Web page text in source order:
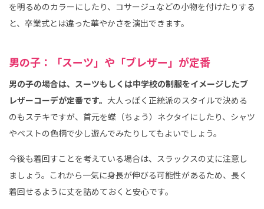
を明るめのカラーにしたり、コサージュなどの小物を付けたりする
と、卒業式とは違った華やかさを演出できます。
男の子：「スーツ」や「ブレザー」が定番
男の子の場合は、スーツもしくは中学校の制服をイメージしたブ
レザーコーデが定番です。 大人っぽく正統派のスタイルで決める
のもステキですが、首元を蝶（ちょう）ネクタイにしたり、シャツ
やベストの色柄で少し遊んでみたりしてもよいでしょう。
今後も着回すことを考えている場合は、スラックスの丈に注意し
ましょう。これから一気に身長が伸びる可能性があるため、長く
着回せるように丈を詰めておくと安心です。